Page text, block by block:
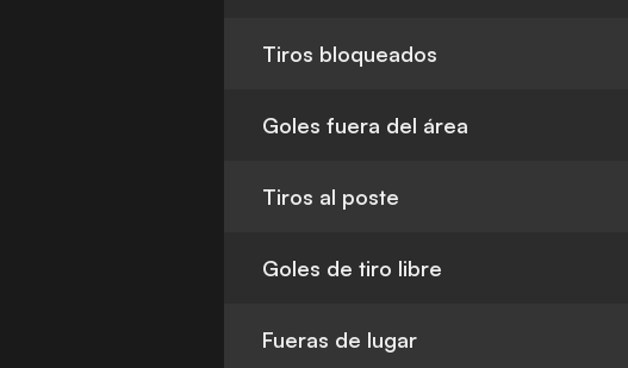
Tiros bloqueados
Goles fuera del área
Tiros al poste
Goles de tiro libre
Fueras de lugar